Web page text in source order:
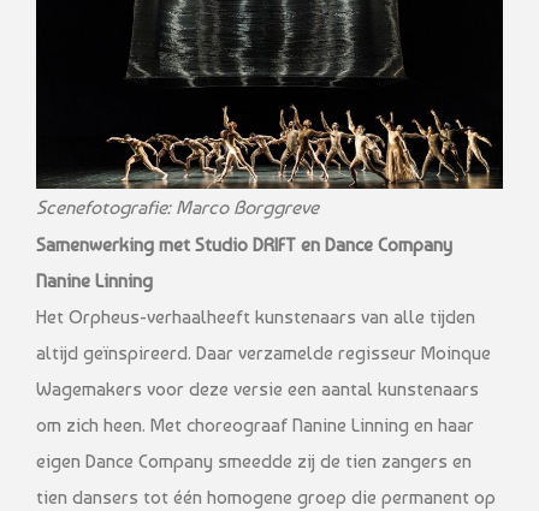
Scenefotografie: Marco Borggreve
Samenwerking met Studio DRIFT en Dance Company
Nanine Linning
Het Orpheus-verhaalheeft kunstenaars van alle tijden
altijd geïnspireerd. Daar verzamelde regisseur Moinque
Wagemakers voor deze versie een aantal kunstenaars
om zich heen. Met choreograaf Nanine Linning en haar
eigen Dance Company smeedde zij de tien zangers en
tien dansers tot één homogene groep die permanent op